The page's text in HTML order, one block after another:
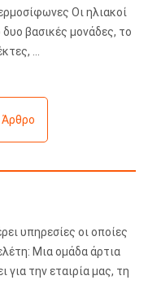
Οι ηλιακοί
βασικές μονάδες, το
Άρθρο
υπηρεσίες οι οποίες
Μια ομάδα άρτια
για την εταιρία μας, τη